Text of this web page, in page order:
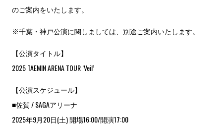
のご案内をいたします。
※千葉・神戸公演に関しましては、別途ご案内いたします。
【公演タイトル】
2025 TAEMIN ARENA TOUR ‘Veil’
【公演スケジュール】
■佐賀 / SAGAアリーナ
2025年9月20日(土) 開場16:00/開演17:00